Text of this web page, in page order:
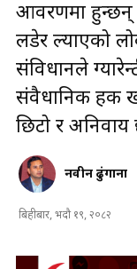
आवरणमा हुन्छन्
लडेर ल्याएको
संविधानले
संवैधानिक हक
छिटो र अनिवार्य
नवीन ढुंगाना
बिहीबार, भदौ १९, २०८२